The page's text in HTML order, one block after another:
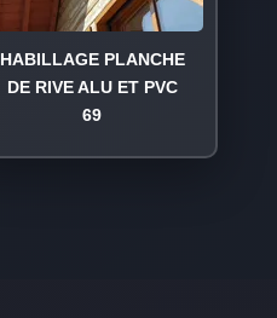
HABILLAGE PLANCHE
DE RIVE ALU ET PVC
69